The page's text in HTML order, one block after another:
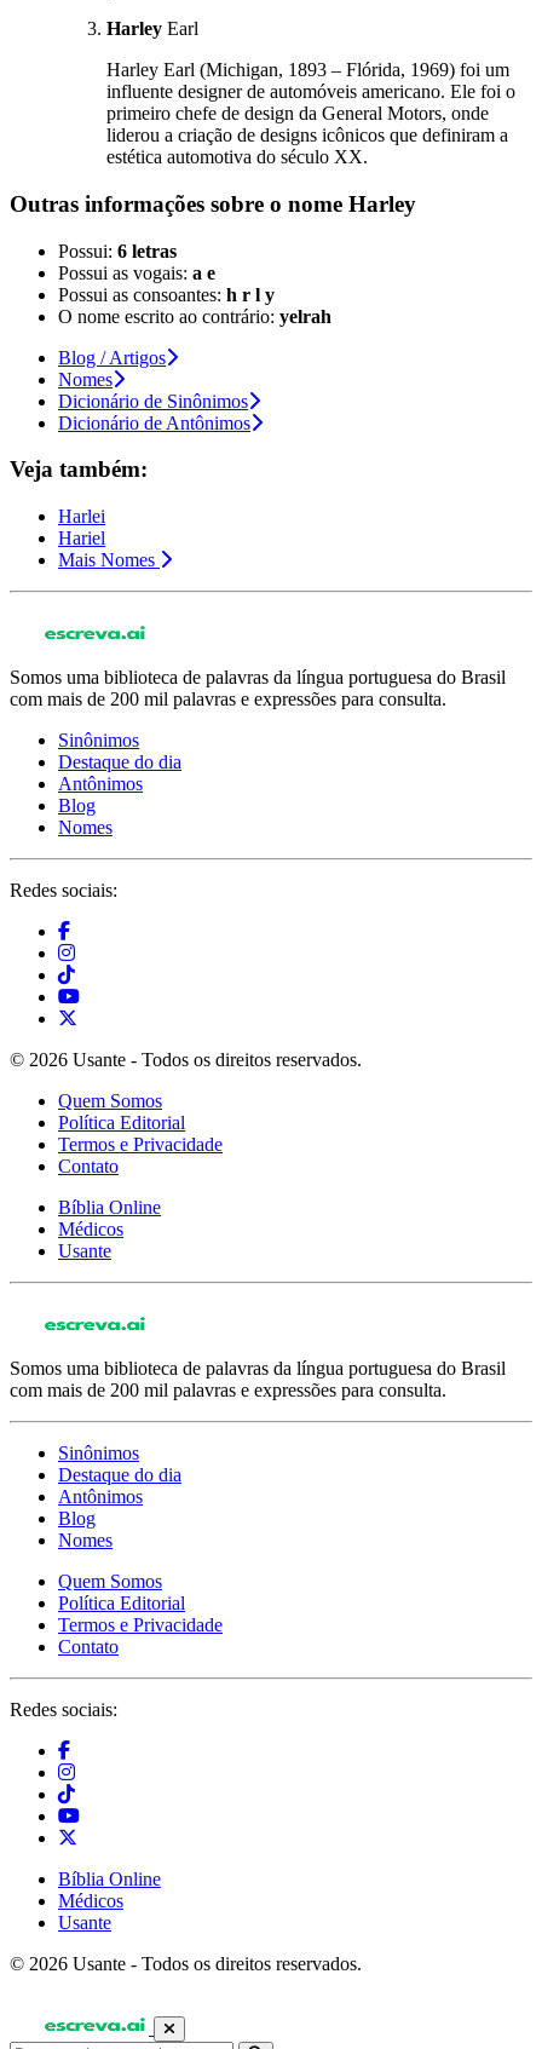
Harley Earl
Harley Earl (Michigan, 1893 – Flórida, 1969) foi um
influente designer de automóveis americano. Ele foi o
primeiro chefe de design da General Motors, onde
liderou a criação de designs icônicos que definiram a
estética automotiva do século XX.
Outras informações sobre o nome Harley
Possui: 6 letras
Possui as vogais: a e
Possui as consoantes: h r l y
O nome escrito ao contrário: yelrah
Blog / Artigos
Nomes
Dicionário de Sinônimos
Dicionário de Antônimos
Veja também:
Harlei
Hariel
Mais Nomes
Somos uma biblioteca de palavras da língua portuguesa do Brasil
com mais de 200 mil palavras e expressões para consulta.
Sinônimos
Destaque do dia
Antônimos
Blog
Nomes
Redes sociais:
© 2026 Usante - Todos os direitos reservados.
Quem Somos
Política Editorial
Termos e Privacidade
Contato
Bíblia Online
Médicos
Usante
Somos uma biblioteca de palavras da língua portuguesa do Brasil
com mais de 200 mil palavras e expressões para consulta.
Sinônimos
Destaque do dia
Antônimos
Blog
Nomes
Quem Somos
Política Editorial
Termos e Privacidade
Contato
Redes sociais:
Bíblia Online
Médicos
Usante
© 2026 Usante - Todos os direitos reservados.